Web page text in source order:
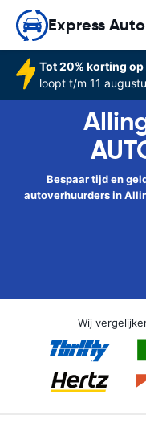
Express
Tot 20% korting
loopt t/m 11
Bespaar tijd en
autoverhuurders in
Wij